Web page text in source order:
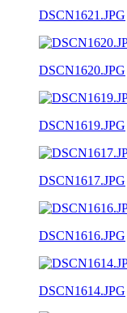
DSCN1621.JPG
DSCN1620.JPG
DSCN1619.JPG
DSCN1617.JPG
DSCN1616.JPG
DSCN1614.JPG